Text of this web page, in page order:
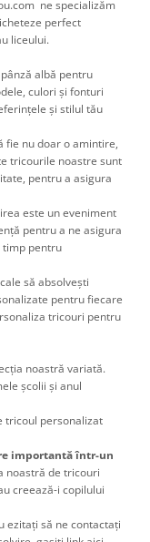
ne specializăm
perfect
liceului.
albă pentru
culori și fonturi
și stilul tău
fie nu doar o amintire,
tricourile noastre sunt
pentru a asigura
este un eveniment
pentru a ne asigura
timp pentru
să absolvești
pentru fiecare
tricouri pentru
noastră variată.
școlii și anul
tricoul personalizat
importantă într-un
noastră de tricouri
creează-i copilului
ezitați să ne contactați